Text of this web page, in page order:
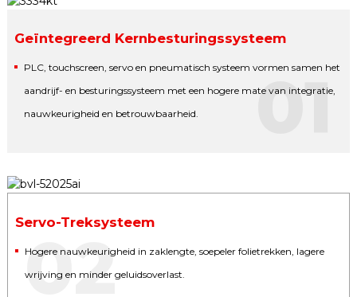
Geïntegreerd Kernbesturingssysteem
PLC, touchscreen, servo en pneumatisch systeem vormen samen het
aandrijf- en besturingssysteem met een hogere mate van integratie,
nauwkeurigheid en betrouwbaarheid.
01
Servo-Treksysteem
Hogere nauwkeurigheid in zaklengte, soepeler folietrekken, lagere
wrijving en minder geluidsoverlast.
02